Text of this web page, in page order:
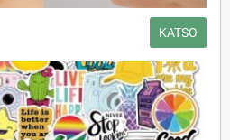
KATSO